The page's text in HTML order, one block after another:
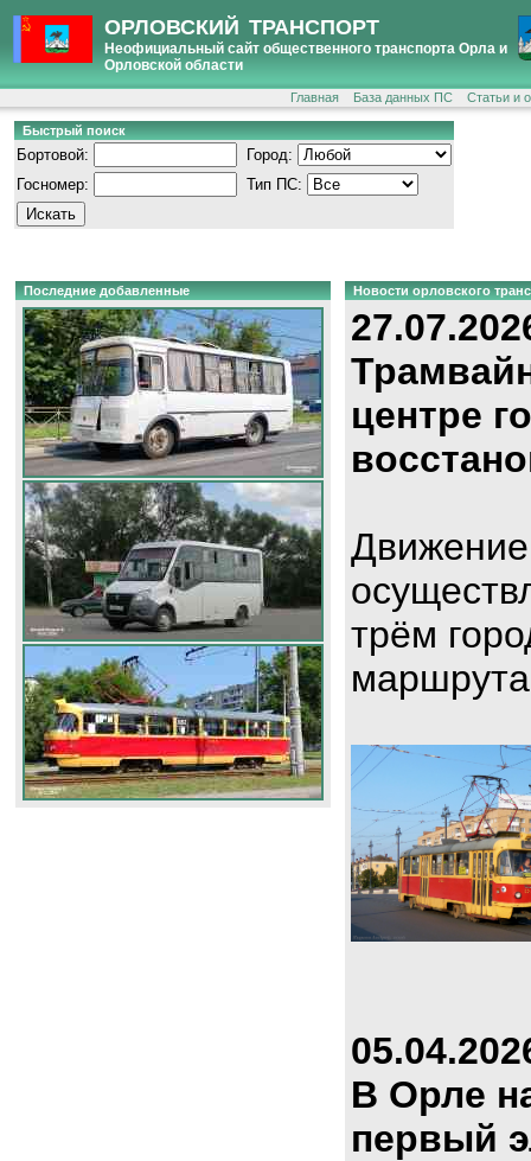
ОРЛОВСКИЙ ТРАНСПОРТ
Неофициальный сайт общественного транспорта Орла и
Орловской области
Главная База данных ПС Статьи и
Быстрый поиск
Бортовой:
Город:
Госномер:
Тип ПС:
Последние добавленные Новости орловского
центре
Движение
трём
В Орле
первый